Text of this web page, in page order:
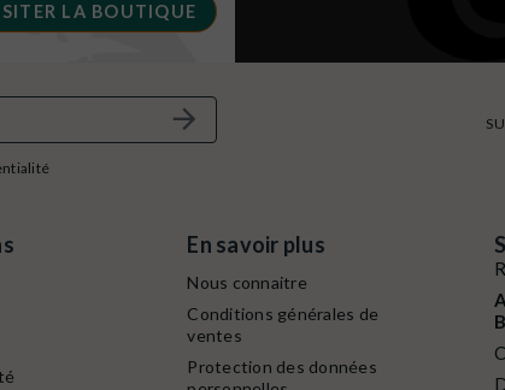
LA BOUTIQUE
En savoir plus
Nous connaitre
Conditions générales de
ventes
Protection des données